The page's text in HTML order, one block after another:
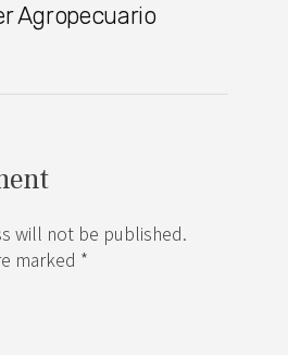
Agropecuario
will not be published.
marked *